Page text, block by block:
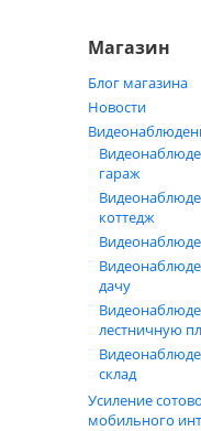
Магазин
Блог магазина
Новости
гараж
коттедж
дачу
лестничную
склад
Усиление
мобильного